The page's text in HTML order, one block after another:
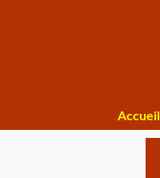
Accueil